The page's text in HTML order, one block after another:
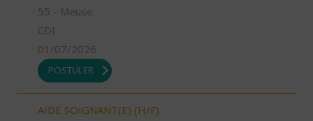
55 - Meuse
CDI
01/07/2026
POSTULER
AIDE SOIGNANT(E) (H/F)